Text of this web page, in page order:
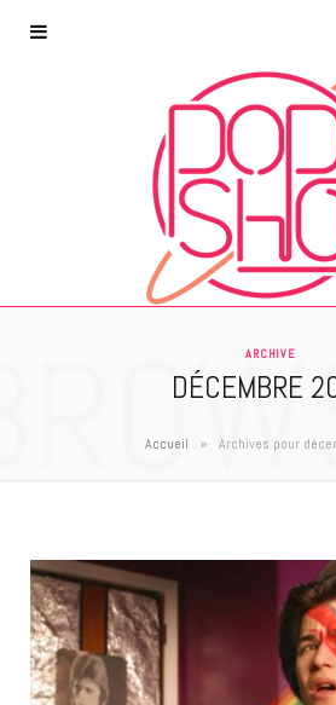
ARCHIVE
DÉCEMBRE
Accueil » Archives pour